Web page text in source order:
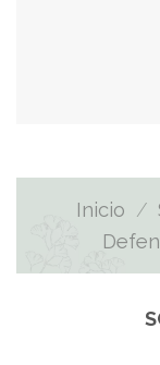
Inicio /